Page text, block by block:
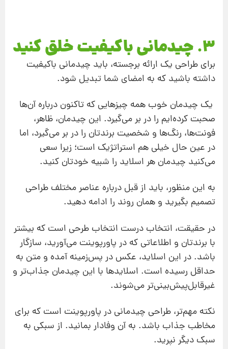
3. چیدمانی باکیفیت خلق کنید
برای طراحی یک ارائه برجسته، باید چیدمانی باکیفیت
داشته باشید که به امضای شما تبدیل شود.
یک چیدمان خوب همه چیزهایی که تاکنون درباره آن‌‌ها
صحبت کرده‌ایم را در بر می‌گیرد. این چیدمان، ظاهر،
فونت‌ها، رنگ‌ها و شخصیت برندتان را در بر می‌گیرد، اما
در عین حال خیلی هم استراتژیک است؛ زیرا سعی
می‌کنید چیدمان هر اسلاید را شبیه خودتان کنید.
به این منظور، باید از قبل درباره عناصر مختلف طراحی
تصمیم بگیرید و همان روند را ادامه دهید.
در حقیقت، انتخاب درست انتخاب طرحی است که بیشتر
با برندتان و اطلاعاتی که در پاورپوینت می‌آورید، سازگار
باشد. در این اسلاید، عکس در پس‌زمینه آمده و متن به
حداقل رسیده است. اسلایدها با این چیدمان جذاب‌تر و
غیرقابل‌پیش‌بینی‌تر می‌شوند.
نکته مهم‌تر، طراحی چیدمانی در پاورپوینت است که برای
مخاطب جذاب باشد. به آن وفادار بمانید. از سبکی به
سبک دیگر نپرید.